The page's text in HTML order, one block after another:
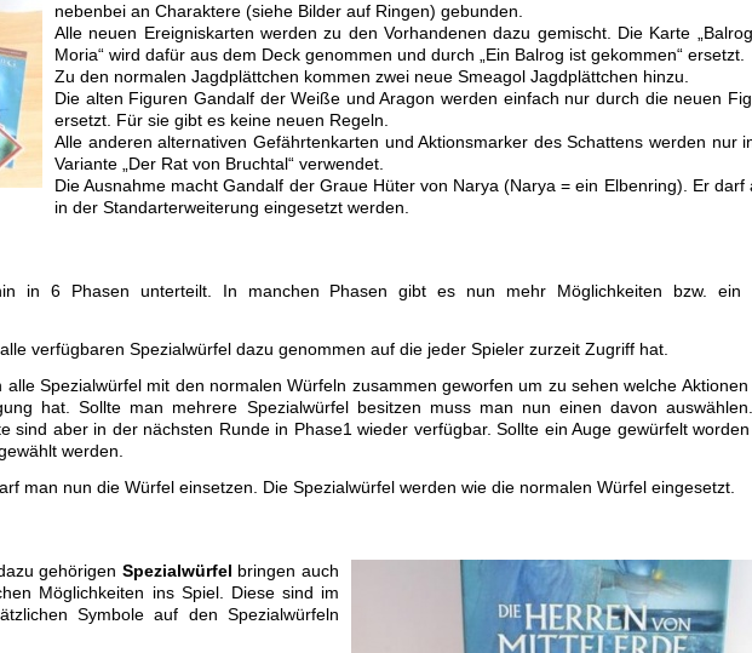
nebenbei an Charaktere (siehe Bilder auf Ringen) gebunden.
Alle neuen Ereigniskarten werden zu den Vorhandenen dazu gemischt. Die Karte
Moria“ wird dafür aus dem Deck genommen und durch „Ein Balrog ist gekommen“ ersetzt.
Zu den normalen Jagdplättchen kommen zwei neue Smeagol Jagdplättchen hinzu.
Die alten Figuren Gandalf der Weiße und Aragon werden einfach nur durch die neuen
ersetzt. Für sie gibt es keine neuen Regeln.
Alle anderen alternativen Gefährtenkarten und Aktionsmarker des Schattens werden nur
Variante „Der Rat von Bruchtal“ verwendet.
Die Ausnahme macht Gandalf der Graue Hüter von Narya (Narya = ein Elbenring). Er darf
in der Standarterweiterung eingesetzt werden.
in 6 Phasen unterteilt. In manchen Phasen gibt es nun mehr Möglichkeiten bzw. ein
verfügbaren Spezialwürfel dazu genommen auf die jeder Spieler zurzeit Zugriff hat.
alle Spezialwürfel mit den normalen Würfeln zusammen geworfen um zu sehen welche Aktionen
hat. Sollte man mehrere Spezialwürfel besitzen muss man nun einen davon
sind aber in der nächsten Runde in Phase1 wieder verfügbar. Sollte ein Auge gewürfelt
werden.
man nun die Würfel einsetzen. Die Spezialwürfel werden wie die normalen Würfel eingesetzt.
gehörigen Spezialwürfel bringen auch
Möglichkeiten ins Spiel. Diese sind im
Symbole auf den Spezialwürfeln